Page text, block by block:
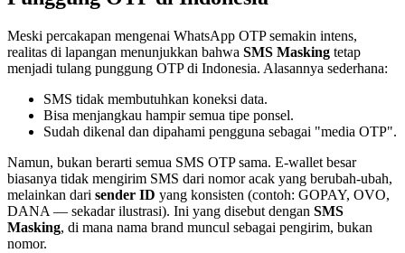
Meski percakapan mengenai WhatsApp OTP semakin intens,
realitas di lapangan menunjukkan bahwa SMS Masking tetap
menjadi tulang punggung OTP di Indonesia. Alasannya sederhana:
SMS tidak membutuhkan koneksi data.
Bisa menjangkau hampir semua tipe ponsel.
Sudah dikenal dan dipahami pengguna sebagai "media OTP".
Namun, bukan berarti semua SMS OTP sama. E-wallet besar
biasanya tidak mengirim SMS dari nomor acak yang berubah-ubah,
melainkan dari sender ID yang konsisten (contoh: GOPAY, OVO,
DANA — sekadar ilustrasi). Ini yang disebut dengan SMS
Masking, di mana nama brand muncul sebagai pengirim, bukan
nomor.